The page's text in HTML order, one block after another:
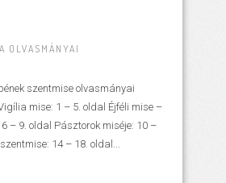
OLVASMÁNYAI
szentmise olvasmányai
mise: 1 – 5. oldal Éjféli mise –
– 9. oldal Pásztorok miséje: 10 –
14 – 18. oldal...